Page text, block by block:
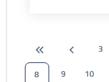
3
8
9 10